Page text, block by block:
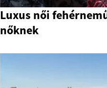
Luxus női
nőknek